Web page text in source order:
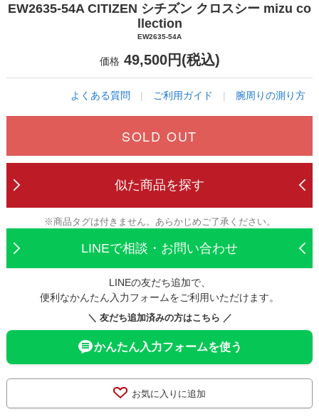
EW2635-54A CITIZEN シチズン クロスシー mizu co
llection
EW2635-54A
価格49,500円(税込)
よくある質問 | ご利用ガイド | 腕周りの測り方
SOLD OUT
似た商品を探す
※商品タグは付きません。あらかじめご了承ください。
LINEで相談・お問い合わせ
LINEの友だち追加で、
便利なかんたん入力フォームをご利用いただけます。
＼ 友だち追加済みの方はこちら ／
かんたん入力フォームを使う
お気に入りに追加